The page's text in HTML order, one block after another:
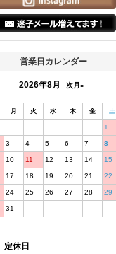
営業日カレンダー
2026年8月 次月»
月 火 水 木 金 土
1
3 4 5 6 7 8
10 11 12 13 14 15
17 18 19 20 21 22
24 25 26 27 28 29
31
定休日